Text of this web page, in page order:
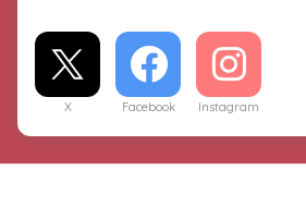
X Facebook Instagram